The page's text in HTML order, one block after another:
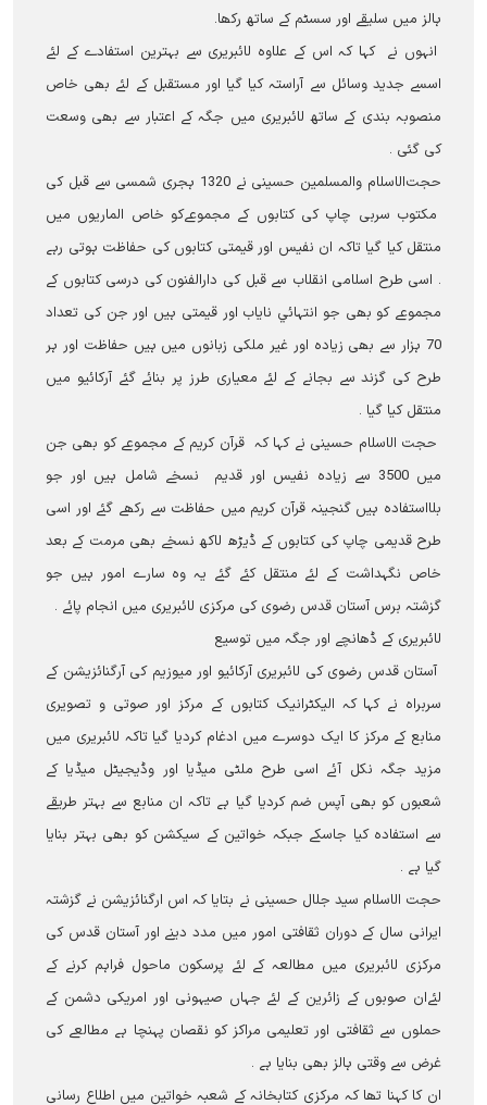
ہالز میں سلیقے اور سسٹم کے ساتھ رکھا۔
انہوں نے کہا کہ اس کے علاوہ لائبریری سے بہترین استفادے کے لئے
اسسے جدید وسائل سے آراستہ کیا گیا اور مستقبل کے لئے بھی خاص
منصوبہ بندی کے ساتھ لائبریری میں جگہ کے اعتبار سے بھی وسعت
کی گئی ۔
حجت‌الاسلام‌ والمسلمین حسینی نے 1320 ہجری شمسی سے قبل کی
مکتوب سربی چاپ کی کتابوں کے مجموعےکو خاص الماریوں میں
منتقل کیا گيا تاکہ ان نفیس اور قیمتی کتابوں کی حفاظت ہوتی رہے
۔ اسی طرح اسلامی انقلاب سے قبل کی دارالفنون کی درسی کتابوں کے
مجموعے کو بھی جو انتہائي نایاب اور قیمتی ہيں اور جن کی تعداد
70 ہزار سے بھی زیادہ اور غیر ملکی زبانوں میں ہیں حفاظت اور ہر
طرح کی گزند سے بجانے کے لئے معیاری طرز پر بنائے گئے آرکائیو میں
منتقل کیا گیا ۔
حجت الاسلام حسینی نے کہا کہ قرآن کریم کے مجموعے کو بھی جن
میں 3500 سے زیادہ نفیس اور قدیم نسخے شامل ہيں اور جو
بلااستفادہ ہیں گنجینہ قرآن کریم میں حفاظت سے رکھے گئے اور اسی
طرح قدیمی چاپ کی کتابوں کے ڈیڑھ لاکھ نسخے بھی مرمت کے بعد
خاص نگہداشت کے لئے منتقل کئے گئے یہ وہ سارے امور ہیں جو
گزشتہ برس آستان قدس رضوی کی مرکزی لائبریری میں انجام پائے ۔
لائبریری کے ڈھانچے اور جگہ میں توسیع
آستان قدس رضوی کی لائبریری آرکائیو اور میوزیم کی آرگنائزیشن کے
سربراہ نے کہا کہ الیکٹرانیک کتابوں کے مرکز اور صوتی و تصویری
منابع کے مرکز کا ایک دوسرے میں ادغام کردیا گیا تاکہ لائبریری میں
مزید جگہ نکل آئے اسی طرح ملٹی میڈيا اور وڈیجیٹل میڈیا کے
شعبوں کو بھی آپس ضم کردیا گيا ہے تاکہ ان منابع سے بہتر طریقے
سے استفادہ کیا جاسکے جبکہ خواتین کے سیکشن کو بھی بہتر بنایا
گیا ہے ۔
حجت الاسلام سید جلال حسینی نے بتایا کہ اس ارگنائزیشن نے گزشتہ
ایرانی سال کے دوران ثقافتی امور میں مدد دینے اور آستان قدس کی
مرکزی لائبریری میں مطالعہ کے لئے پرسکون ماحول فراہم کرنے کے
لئےان صوبوں کے زائرین کے لئے جہاں صیہونی اور امریکی دشمن کے
حملوں سے ثقافتی اور تعلیمی مراکز کو نقصان پہنچا ہے مطالعے کی
غرض سے وقتی ہالز بھی بنایا ہے ۔
ان کا کہنا تھا کہ مرکزی کتابخانہ کے شعبہ خواتین میں اطلاع رسانی